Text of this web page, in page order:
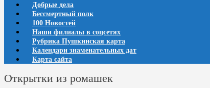
Добрые дела
Бессмертный полк
100 Новостей
Наши филиалы в соцсетях
Рубрика Пушкинская карта
Календари знаменательных дат
Карта сайта
Открытки из ромашек